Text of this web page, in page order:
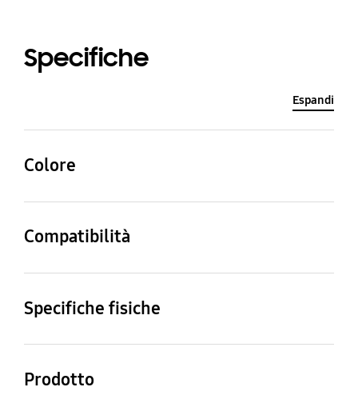
Specifiche
Espandi
Colore
White
Compatibilità
Modelli Compatibili
Galaxy S21 FE
Specifiche fisiche
Dimensioni (LxAxP)
79.6 x 159.9 x 13.2 mm
Peso
Prodotto